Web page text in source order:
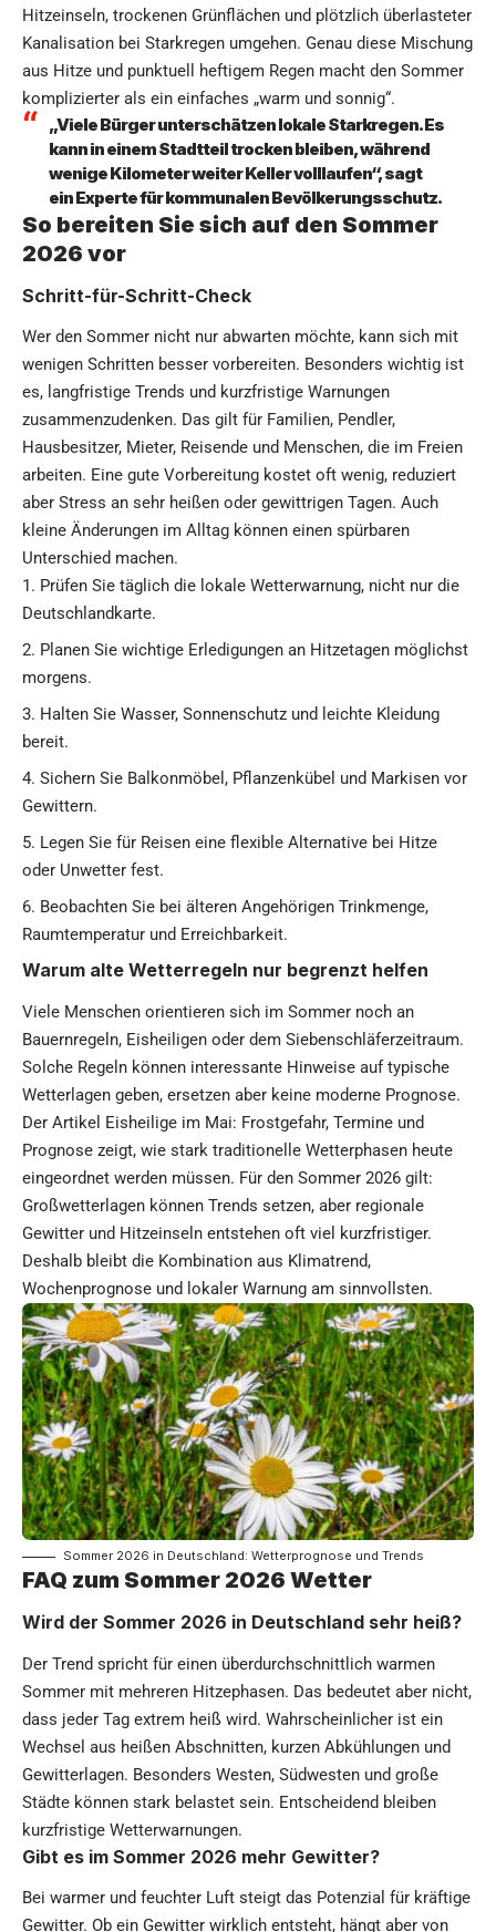
Hitzeinseln, trockenen Grünflächen und plötzlich überlasteter
Kanalisation bei Starkregen umgehen. Genau diese Mischung
aus Hitze und punktuell heftigem Regen macht den Sommer
komplizierter als ein einfaches „warm und sonnig“.
„Viele Bürger unterschätzen lokale Starkregen. Es
kann in einem Stadtteil trocken bleiben, während
wenige Kilometer weiter Keller volllaufen“, sagt
ein Experte für kommunalen Bevölkerungsschutz.
So bereiten Sie sich auf den Sommer
2026 vor
Schritt-für-Schritt-Check
Wer den Sommer nicht nur abwarten möchte, kann sich mit
wenigen Schritten besser vorbereiten. Besonders wichtig ist
es, langfristige Trends und kurzfristige Warnungen
zusammenzudenken. Das gilt für Familien, Pendler,
Hausbesitzer, Mieter, Reisende und Menschen, die im Freien
arbeiten. Eine gute Vorbereitung kostet oft wenig, reduziert
aber Stress an sehr heißen oder gewittrigen Tagen. Auch
kleine Änderungen im Alltag können einen spürbaren
Unterschied machen.
Prüfen Sie täglich die lokale Wetterwarnung, nicht nur die
Deutschlandkarte.
Planen Sie wichtige Erledigungen an Hitzetagen möglichst
morgens.
Halten Sie Wasser, Sonnenschutz und leichte Kleidung
bereit.
Sichern Sie Balkonmöbel, Pflanzenkübel und Markisen vor
Gewittern.
Legen Sie für Reisen eine flexible Alternative bei Hitze
oder Unwetter fest.
Beobachten Sie bei älteren Angehörigen Trinkmenge,
Raumtemperatur und Erreichbarkeit.
Warum alte Wetterregeln nur begrenzt helfen
Viele Menschen orientieren sich im Sommer noch an
Bauernregeln, Eisheiligen oder dem Siebenschläferzeitraum.
Solche Regeln können interessante Hinweise auf typische
Wetterlagen geben, ersetzen aber keine moderne Prognose.
Der Artikel Eisheilige im Mai: Frostgefahr, Termine und
Prognose zeigt, wie stark traditionelle Wetterphasen heute
eingeordnet werden müssen. Für den Sommer 2026 gilt:
Großwetterlagen können Trends setzen, aber regionale
Gewitter und Hitzeinseln entstehen oft viel kurzfristiger.
Deshalb bleibt die Kombination aus Klimatrend,
Wochenprognose und lokaler Warnung am sinnvollsten.
Sommer 2026 in Deutschland: Wetterprognose und Trends
FAQ zum Sommer 2026 Wetter
Wird der Sommer 2026 in Deutschland sehr heiß?
Der Trend spricht für einen überdurchschnittlich warmen
Sommer mit mehreren Hitzephasen. Das bedeutet aber nicht,
dass jeder Tag extrem heiß wird. Wahrscheinlicher ist ein
Wechsel aus heißen Abschnitten, kurzen Abkühlungen und
Gewitterlagen. Besonders Westen, Südwesten und große
Städte können stark belastet sein. Entscheidend bleiben
kurzfristige Wetterwarnungen.
Gibt es im Sommer 2026 mehr Gewitter?
Bei warmer und feuchter Luft steigt das Potenzial für kräftige
Gewitter. Ob ein Gewitter wirklich entsteht, hängt aber von